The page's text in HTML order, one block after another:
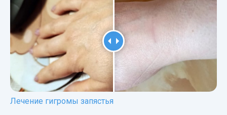
Лечение гигромы запястья